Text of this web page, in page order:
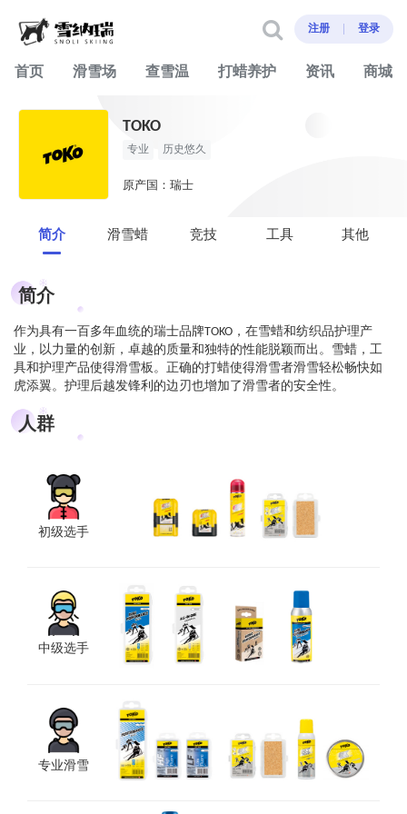
注册 登录
首页 滑雪场 查雪温 打蜡养护 资讯 商城
TOKO
专业 历史悠久
原产国：瑞士
简介 滑雪蜡 竞技 工具 其他
简介
作为具有一百多年血统的瑞士品牌TOKO，在雪蜡和纺织品护理产
业，以力量的创新，卓越的质量和独特的性能脱颖而出。雪蜡，工
具和护理产品使得滑雪板。正确的打蜡使得滑雪者滑雪轻松畅快如
虎添翼。护理后越发锋利的边刃也增加了滑雪者的安全性。
人群
初级选手
中级选手
专业滑雪